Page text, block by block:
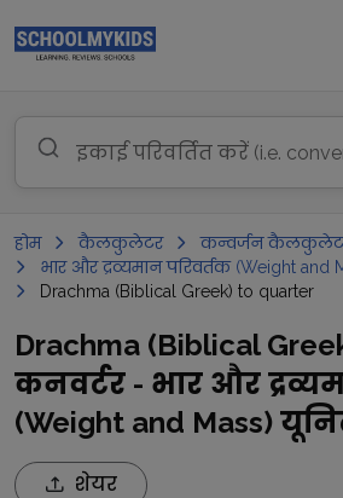
होम कैलकुलेटर
कन्वर्जन कैलकुलेटर
भार और द्रव्यमान परिवर्तक (Weight and
Drachma (Biblical Greek) to quarter
Drachma (Biblical
कनवर्टर - भार और
(Weight and Mass)
शेयर